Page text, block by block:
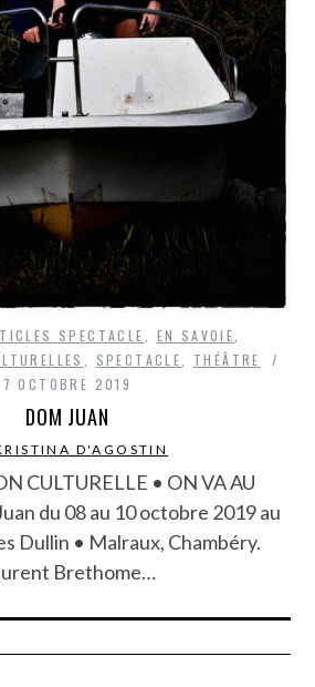
SPECTACLE, EN SAVOIE,
, SPECTACLE, THÉÂTRE
7 OCTOBRE 2019
DOM JUAN
D'AGOSTIN
CULTURELLE • ON VA AU
du 08 au 10 octobre 2019 au
Dullin • Malraux, Chambéry.
Brethome…